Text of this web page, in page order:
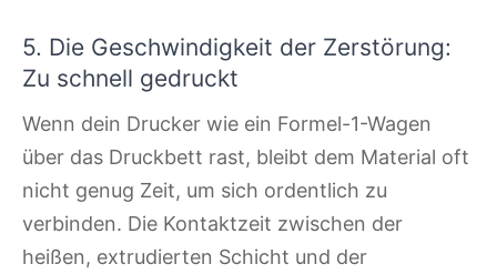
5. Die Geschwindigkeit der Zerstörung:
Zu schnell gedruckt
Wenn dein Drucker wie ein Formel-1-Wagen
über das Druckbett rast, bleibt dem Material oft
nicht genug Zeit, um sich ordentlich zu
verbinden. Die Kontaktzeit zwischen der
heißen, extrudierten Schicht und der